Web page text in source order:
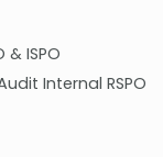
ISPO
Internal RSPO